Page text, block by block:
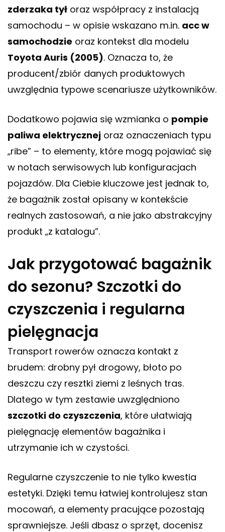
zderzaka tył oraz współpracy z instalacją
samochodu – w opisie wskazano m.in. acc w
samochodzie oraz kontekst dla modelu
Toyota Auris (2005). Oznacza to, że
producent/zbiór danych produktowych
uwzględnia typowe scenariusze użytkowników.
Dodatkowo pojawia się wzmianka o pompie
paliwa elektrycznej oraz oznaczeniach typu
„ribe” – to elementy, które mogą pojawiać się
w notach serwisowych lub konfiguracjach
pojazdów. Dla Ciebie kluczowe jest jednak to,
że bagażnik został opisany w kontekście
realnych zastosowań, a nie jako abstrakcyjny
produkt „z katalogu”.
Jak przygotować bagażnik
do sezonu? Szczotki do
czyszczenia i regularna
pielęgnacja
Transport rowerów oznacza kontakt z
brudem: drobny pył drogowy, błoto po
deszczu czy resztki ziemi z leśnych tras.
Dlatego w tym zestawie uwzględniono
szczotki do czyszczenia, które ułatwiają
pielęgnację elementów bagażnika i
utrzymanie ich w czystości.
Regularne czyszczenie to nie tylko kwestia
estetyki. Dzięki temu łatwiej kontrolujesz stan
mocowań, a elementy pracujące pozostają
sprawniejsze. Jeśli dbasz o sprzęt, docenisz